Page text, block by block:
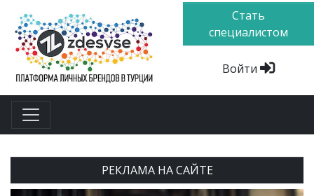
Стать
специалистом
Войти
РЕКЛАМА НА САЙТЕ